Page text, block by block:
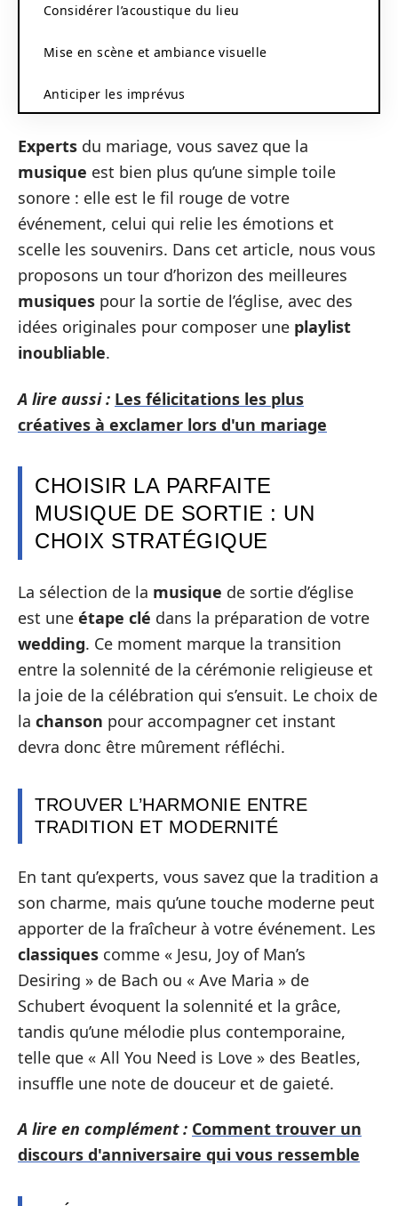
Considérer l’acoustique du lieu
Mise en scène et ambiance visuelle
Anticiper les imprévus
Experts du mariage, vous savez que la
musique est bien plus qu’une simple toile
sonore : elle est le fil rouge de votre
événement, celui qui relie les émotions et
scelle les souvenirs. Dans cet article, nous vous
proposons un tour d’horizon des meilleures
musiques pour la sortie de l’église, avec des
idées originales pour composer une playlist
inoubliable.
A lire aussi : Les félicitations les plus
créatives à exclamer lors d'un mariage
CHOISIR LA PARFAITE
MUSIQUE DE SORTIE : UN
CHOIX STRATÉGIQUE
La sélection de la musique de sortie d’église
est une étape clé dans la préparation de votre
wedding. Ce moment marque la transition
entre la solennité de la cérémonie religieuse et
la joie de la célébration qui s’ensuit. Le choix de
la chanson pour accompagner cet instant
devra donc être mûrement réfléchi.
TROUVER L’HARMONIE ENTRE
TRADITION ET MODERNITÉ
En tant qu’experts, vous savez que la tradition a
son charme, mais qu’une touche moderne peut
apporter de la fraîcheur à votre événement. Les
classiques comme « Jesu, Joy of Man’s
Desiring » de Bach ou « Ave Maria » de
Schubert évoquent la solennité et la grâce,
tandis qu’une mélodie plus contemporaine,
telle que « All You Need is Love » des Beatles,
insuffle une note de douceur et de gaieté.
A lire en complément : Comment trouver un
discours d'anniversaire qui vous ressemble